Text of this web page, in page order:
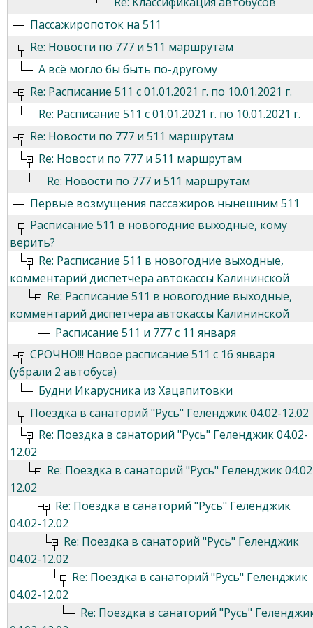
Пассажиропоток на 511
Re: Новости по 777 и 511 маршрутам
А всё могло бы быть по-другому
Re: Расписание 511 с 01.01.2021 г. по 10.01.2021 г.
Re: Расписание 511 с 01.01.2021 г. по 10.01.2021 г.
Re: Новости по 777 и 511 маршрутам
Re: Новости по 777 и 511 маршрутам
Re: Новости по 777 и 511 маршрутам
Первые возмущения пассажиров нынешним 511
Расписание 511 в новогодние выходные, кому
верить?
Re: Расписание 511 в новогодние выходные,
комментарий диспетчера автокассы Калининской
Re: Расписание 511 в новогодние выходные,
комментарий диспетчера автокассы Калининской
Расписание 511 и 777 с 11 января
СРОЧНО!!! Новое расписание 511 с 16 января
(убрали 2 автобуса)
Будни Икарусника из Хацапитовки
Поездка в санаторий "Русь" Геленджик 04.02-12.02
Re: Поездка в санаторий "Русь" Геленджик 04.02-
12.02
Re: Поездка в санаторий "Русь" Геленджик
12.02
Re: Поездка в санаторий "Русь" Геленджик
04.02-12.02
Re: Поездка в санаторий "Русь" Геленджик
04.02-12.02
Re: Поездка в санаторий "Русь" Геленджик
04.02-12.02
Re: Поездка в санаторий "Русь"